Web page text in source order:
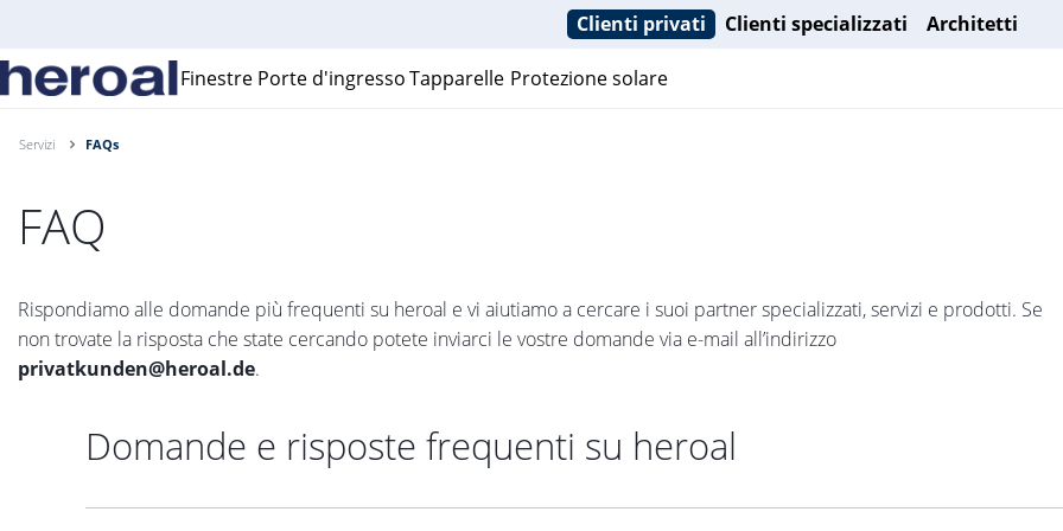
Clienti privati Clienti specializzati Architetti
Finestre Porte d'ingressoTapparelle Protezione solare
Servizi FAQs
FAQ
Rispondiamo alle domande più frequenti su heroal e vi aiutiamo a cercare i suoi partner specializzati, servizi e prodotti. Se
non trovate la risposta che state cercando potete inviarci le vostre domande via e-mail all’indirizzo
privatkunden@heroal.de.
Domande e risposte frequenti su heroal